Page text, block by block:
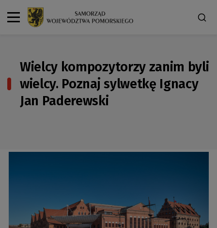
Wielcy kompozytorzy zanim byli
wielcy. Poznaj sylwetkę Ignacy
Jan Paderewski